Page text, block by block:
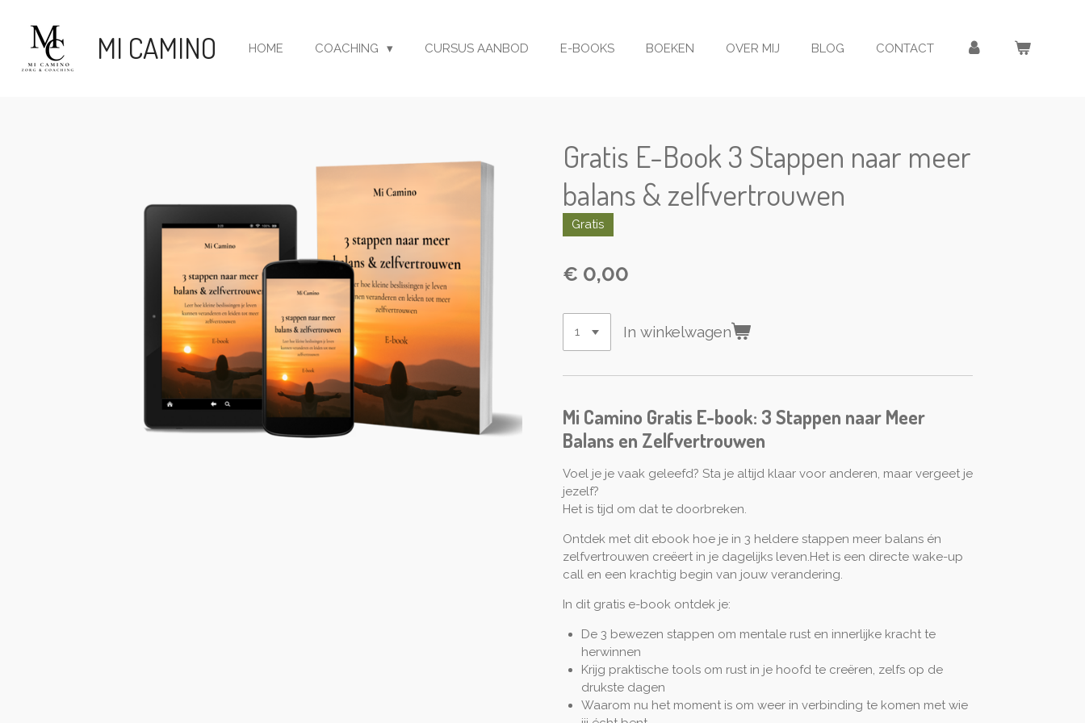
direct
naar
MI CAMINO HOME COACHING CURSUS AANBOD E-BOOKS BOEKEN OVER MIJ BLOG CONTACT
Gratis E-Book 3 Stappen naar meer
balans & zelfvertrouwen
Gratis
€ 0,00
In winkelwagen
Mi Camino Gratis E-book: 3 Stappen naar Meer
Balans en Zelfvertrouwen
Voel je je vaak geleefd? Sta je altijd klaar voor anderen, maar vergeet je
jezelf?
Het is tijd om dat te doorbreken.
Ontdek met dit ebook hoe je in 3 heldere stappen meer balans én
zelfvertrouwen creëert in je dagelijks leven.Het is een directe wake-up
call en een krachtig begin van jouw verandering.
In dit gratis e-book ontdek je:
De 3 bewezen stappen om mentale rust en innerlijke kracht te
herwinnen
Krijg praktische tools om rust in je hoofd te creëren, zelfs op de
drukste dagen
Waarom nu het moment is om weer in verbinding te komen met wie